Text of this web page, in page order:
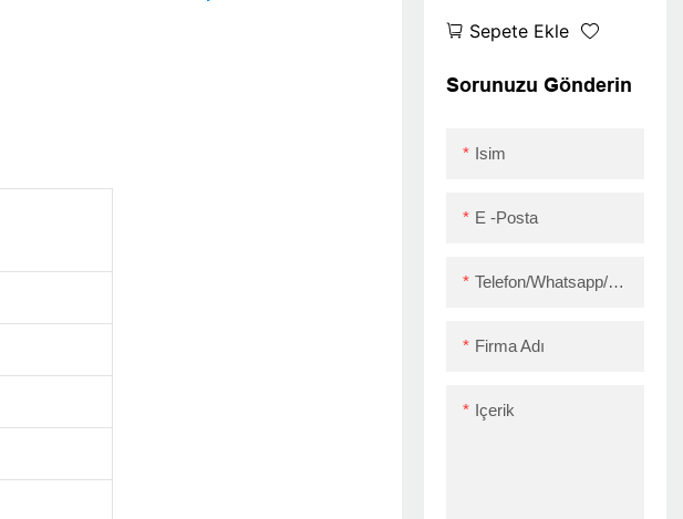
Yazıcısı 80mm Duvar
Monte Wifi
Sepete Ekle
Sorunuzu Gönderin
Isim
E -posta
Telefon/Whatsapp/Skype
Firma Adı
Içerik